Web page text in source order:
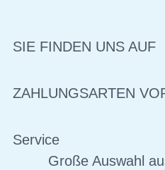
SIE FINDEN UNS AUF
ZAHLUNGSARTEN
Service
Große Auswahl